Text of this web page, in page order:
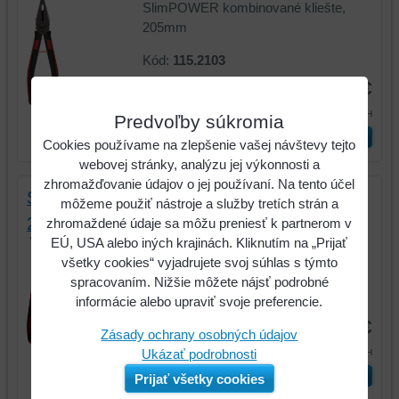
SlimPOWER kombinované kliešte,
205mm
Kód: 115.2103
25,45 €
s DPH
ks Vložiť do košíka
SlimPOWER úzke ploché kliešte, zahnuté,
210mm
SlimPOWER úzke ploché kliešte,
zahnuté, 210mm
Kód: 115.2113
25,12 €
s DPH
ks Vložiť do košíka
Predvoľby súkromia
Cookies používame na zlepšenie vašej návštevy tejto
webovej stránky, analýzu jej výkonnosti a
zhromažďovanie údajov o jej používaní. Na tento účel
môžeme použiť nástroje a služby tretích strán a
zhromaždené údaje sa môžu preniesť k partnerom v
EÚ, USA alebo iných krajinách. Kliknutím na „Prijať
všetky cookies“ vyjadrujete svoj súhlas s týmto
spracovaním. Nižšie môžete nájsť podrobné
informácie alebo upraviť svoje preferencie.
Zásady ochrany osobných údajov
Ukázať podrobnosti
Prijať všetky cookies